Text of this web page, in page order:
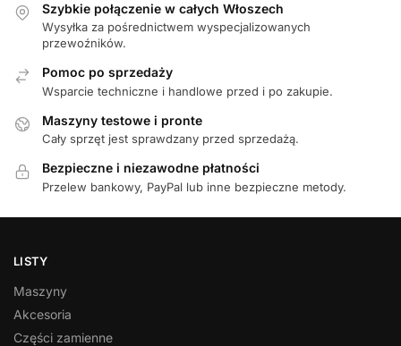
Szybkie połączenie w całych Włoszech
Wysyłka za pośrednictwem wyspecjalizowanych
przewoźników.
Pomoc po sprzedaży
Wsparcie techniczne i handlowe przed i po zakupie.
Maszyny testowe i pronte
Cały sprzęt jest sprawdzany przed sprzedażą.
Bezpieczne i niezawodne płatności
Przelew bankowy, PayPal lub inne bezpieczne metody.
LISTY
Maszyny
Akcesoria
Części zamienne